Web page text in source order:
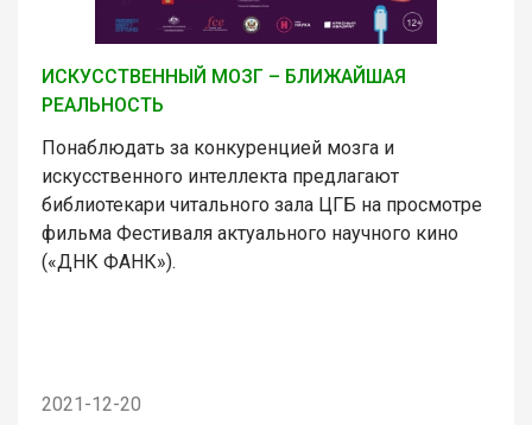
ИСКУССТВЕННЫЙ МОЗГ – БЛИЖАЙШАЯ
РЕАЛЬНОСТЬ
Понаблюдать за конкуренцией мозга и
искусственного интеллекта предлагают
библиотекари читального зала ЦГБ на просмотре
фильма Фестиваля актуального научного кино
(«ДНК ФАНК»).
2021-12-20